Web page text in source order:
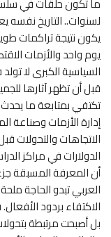
لسنوات.. التاريخ نفسه
يكون نتيجة تراكمات
يوم واحد والأزمات
السياسية الكبرى لا
قبل أن تظهر آثارها
تكتفي بمتابعة ما
إدارة الأزمات
الاتجاهات والتحولات
الدولارات في مراكز
أن المعرفة المسبقة
العربي تبدو الحاجة
الاكتفاء بردود
بل أصبحت مرتبطة